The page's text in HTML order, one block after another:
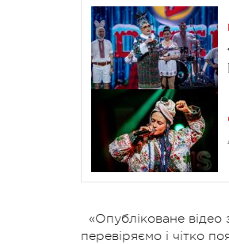
«Опубліковане
перевіряємо і чітко